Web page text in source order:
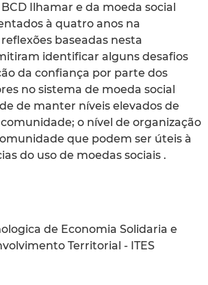
Ilhamar e da moeda social
à quatro anos na
baseadas nesta
identificar alguns desafios
da confiança por parte dos
no sistema de moeda social
de manter níveis elevados de
o nível de organização
que podem ser úteis à
do uso de moedas sociais .
de Economia Solidaria e
Territorial - ITES